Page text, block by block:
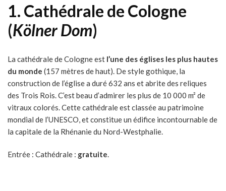
1. Cathédrale de Cologne
(Kölner Dom)
La cathédrale de Cologne est l’une des églises les plus hautes
du monde (157 mètres de haut). De style gothique, la
construction de l’église a duré 632 ans et abrite des reliques
des Trois Rois. C’est beau d’admirer les plus de 10 000 m² de
vitraux colorés. Cette cathédrale est classée au patrimoine
mondial de l’UNESCO, et constitue un édifice incontournable de
la capitale de la Rhénanie du Nord-Westphalie.
Entrée : Cathédrale : gratuite.